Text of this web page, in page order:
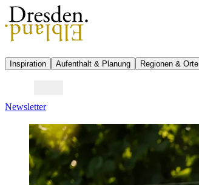
Inspiration Aufenthalt & Planung Regionen & Orte
Newsletter